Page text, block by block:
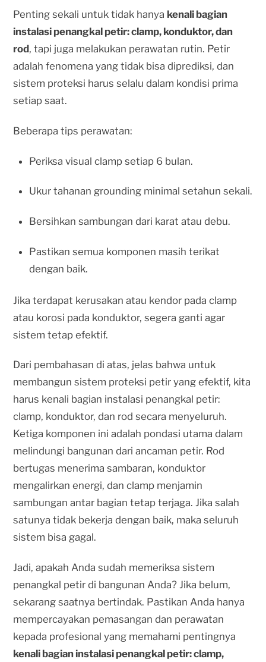
Penting sekali untuk tidak hanya kenali bagian
instalasi penangkal petir: clamp, konduktor, dan
rod, tapi juga melakukan perawatan rutin. Petir
adalah fenomena yang tidak bisa diprediksi, dan
sistem proteksi harus selalu dalam kondisi prima
setiap saat.
Beberapa tips perawatan:
Periksa visual clamp setiap 6 bulan.
Ukur tahanan grounding minimal setahun sekali.
Bersihkan sambungan dari karat atau debu.
Pastikan semua komponen masih terikat
dengan baik.
Jika terdapat kerusakan atau kendor pada clamp
atau korosi pada konduktor, segera ganti agar
sistem tetap efektif.
Dari pembahasan di atas, jelas bahwa untuk
membangun sistem proteksi petir yang efektif, kita
harus kenali bagian instalasi penangkal petir:
clamp, konduktor, dan rod secara menyeluruh.
Ketiga komponen ini adalah pondasi utama dalam
melindungi bangunan dari ancaman petir. Rod
bertugas menerima sambaran, konduktor
mengalirkan energi, dan clamp menjamin
sambungan antar bagian tetap terjaga. Jika salah
satunya tidak bekerja dengan baik, maka seluruh
sistem bisa gagal.
Jadi, apakah Anda sudah memeriksa sistem
penangkal petir di bangunan Anda? Jika belum,
sekarang saatnya bertindak. Pastikan Anda hanya
mempercayakan pemasangan dan perawatan
kepada profesional yang memahami pentingnya
kenali bagian instalasi penangkal petir: clamp,